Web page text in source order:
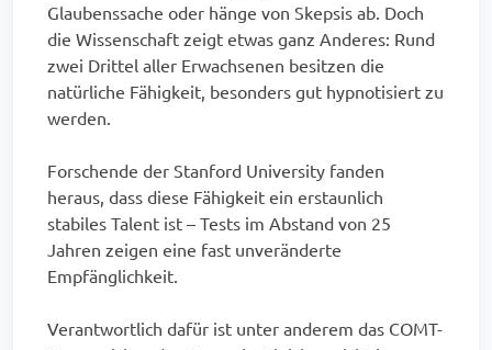
Glaubenssache oder hänge von Skepsis ab. Doch
die Wissenschaft zeigt etwas ganz Anderes: Rund
zwei Drittel aller Erwachsenen besitzen die
natürliche Fähigkeit, besonders gut hypnotisiert zu
werden.
Forschende der Stanford University fanden
heraus, dass diese Fähigkeit ein erstaunlich
stabiles Talent ist – Tests im Abstand von 25
Jahren zeigen eine fast unveränderte
Empfänglichkeit.
Verantwortlich dafür ist unter anderem das COMT-